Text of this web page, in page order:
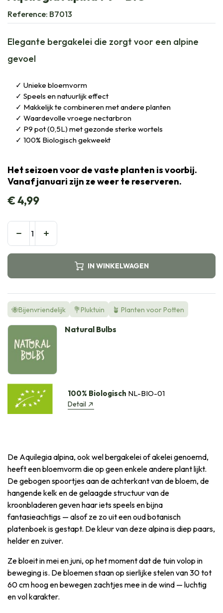
Reference: B7013
Elegante bergakelei die zorgt voor een alpine
gevoel
Unieke bloemvorm
Speels en natuurlijk effect
Makkelijk te combineren met andere planten
Waardevolle vroege nectarbron
P9 pot (0,5L) met gezonde sterke wortels
100% Biologisch gekweekt
Het seizoen voor de vaste planten is voorbij.
Vanaf januari zijn ze weer te reserveren.
€4,99
IN WINKELWAGEN
🐝Bijenvriendelijk 💐Pluktuin 🪴 Planten voor Potten
Natural Bulbs
100% Biologisch NL-BIO-01
Detail
De Aquilegia alpina, ook wel bergakelei of akelei genoemd,
heeft een bloemvorm die op geen enkele andere plant lijkt.
De gebogen spoortjes aan de achterkant van de bloem, de
hangende kelk en de gelaagde structuur van de
kroonbladeren geven haar iets speels en bijna
fantasieachtigs — alsof ze zo uit een oud botanisch
platenboek is gestapt. De kleur van deze alpina is diep paars,
helder en zuiver.
Ze bloeit in mei en juni, op het moment dat de tuin volop in
beweging is. De bloemen staan op sierlijke stelen van 30 tot
60 cm hoog en bewegen zachtjes mee in de wind — luchtig
en vol karakter.